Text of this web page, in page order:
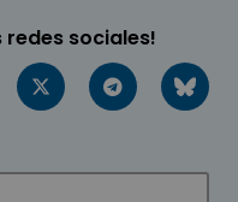
redes sociales!